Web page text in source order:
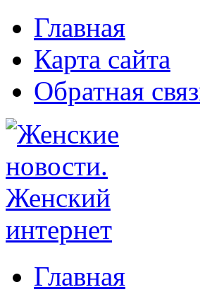
Главная
Карта сайта
Обратная
Главная